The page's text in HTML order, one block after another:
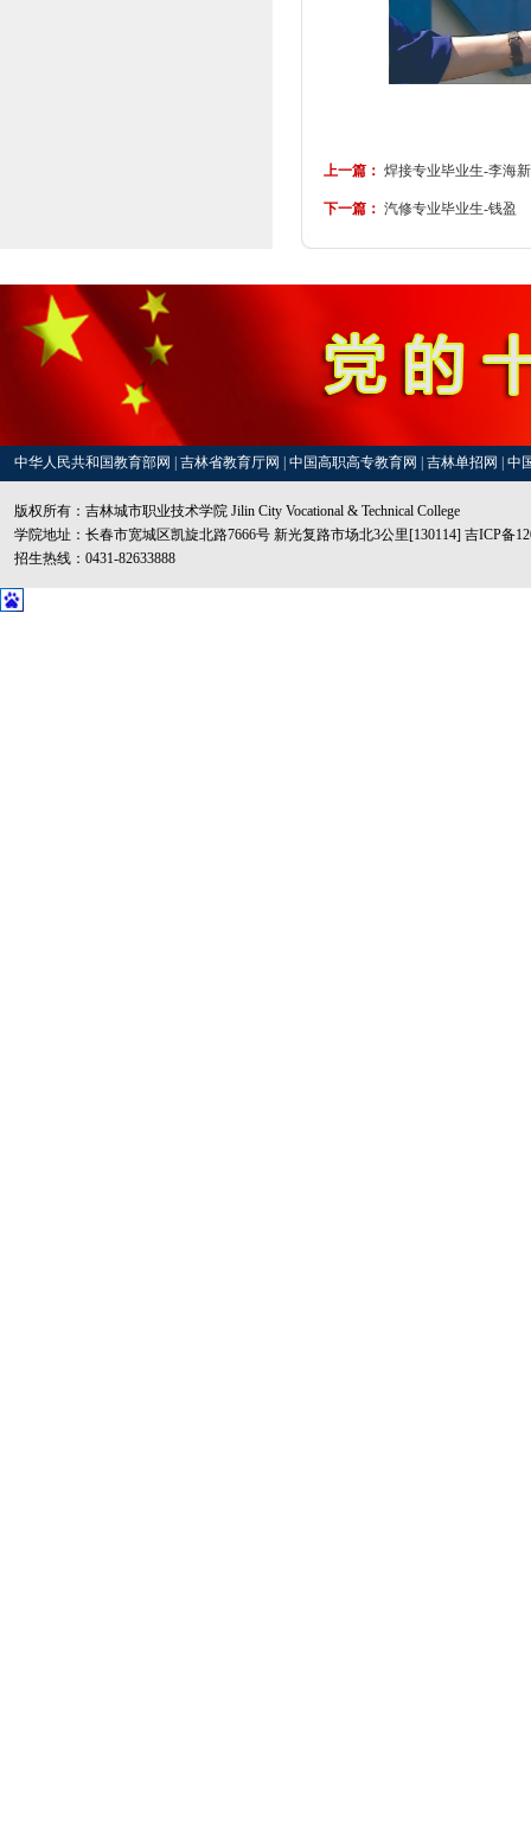
上一篇： 焊接专业毕业生-李海新
下一篇： 汽修专业毕业生-钱盈
中华人民共和国教育部网 吉林省教育厅网 中国高职高专教育网 吉林单招网 中
版权所有：吉林城市职业技术学院 Jilin City Vocational & Technical College
学院地址：长春市宽城区凯旋北路7666号 新光复路市场北3公里[130114] 吉ICP备
招生热线：0431-82633888